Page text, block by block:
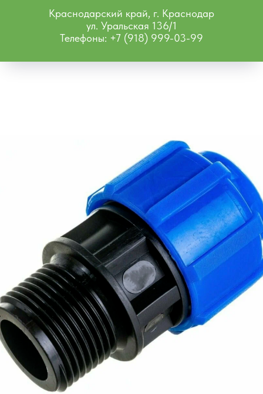
Краснодарский край, г. Краснодар
ул. Уральская 136/1
Телефоны: +7 (918) 999-03-99